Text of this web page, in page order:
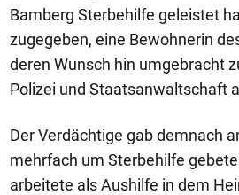
Bamberg Sterbehilfe geleistet
zugegeben, eine Bewohnerin
deren Wunsch hin umgebracht
Polizei und Staatsanwaltschaft
Der Verdächtige gab demnach
mehrfach um Sterbehilfe
arbeitete als Aushilfe in dem